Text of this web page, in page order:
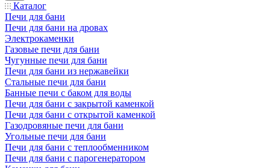
Каталог
Печи для бани
Печи для бани на дровах
Электрокаменки
Газовые печи для бани
Чугунные печи для бани
Печи для бани из нержавейки
Стальные печи для бани
Банные печи с баком для воды
Печи для бани с закрытой каменкой
Печи для бани с открытой каменкой
Газодровяные печи для бани
Угольные печи для бани
Печи для бани с теплообменником
Печи для бани с парогенератором